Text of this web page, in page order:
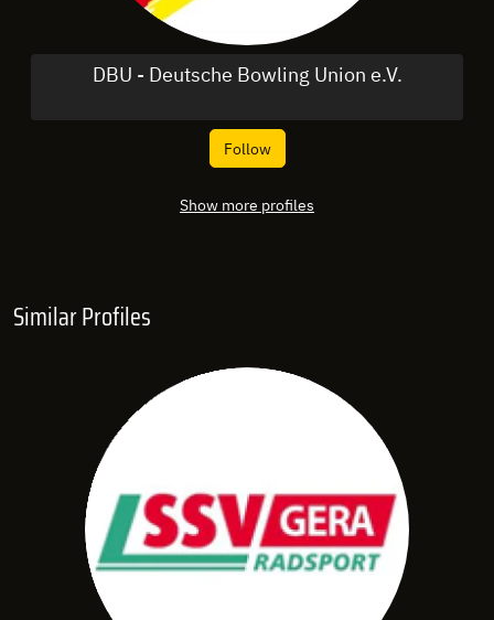
DBU - Deutsche Bowling Union e.V.
Follow
Show more profiles
Similar Profiles